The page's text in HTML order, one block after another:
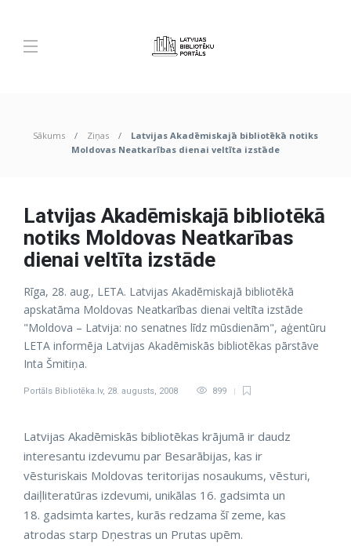
Sākums Ziņas
Latvijas Akadēmiskajā bibliotēkā notiks
Moldovas Neatkarības dienai veltīta izstāde
Latvijas Akadēmiskajā bibliotēkā
notiks Moldovas Neatkarības
dienai veltīta izstāde
Rīga, 28. aug., LETA. Latvijas Akadēmiskajā bibliotēkā
apskatāma Moldovas Neatkarības dienai veltīta izstāde
"Moldova – Latvija: no senatnes līdz mūsdienām", aģentūru
LETA informēja Latvijas Akadēmiskās bibliotēkas pārstāve
Inta Šmitiņa.
Portāls Bibliotēka.lv, 28. augusts, 2008 899
Latvijas Akadēmiskās bibliotēkas krājumā ir daudz
interesantu izdevumu par Besarābijas, kas ir
vēsturiskais Moldovas teritorijas nosaukums, vēsturi,
daiļliteratūras izdevumi, unikālas 16. gadsimta un
18. gadsimta kartes, kurās redzama šī zeme, kas
atrodas starp Dņestras un Prutas upēm.